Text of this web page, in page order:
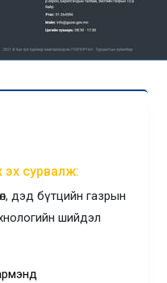
эх сурвалж:
дэд бүтцийн газрын
шийдэл